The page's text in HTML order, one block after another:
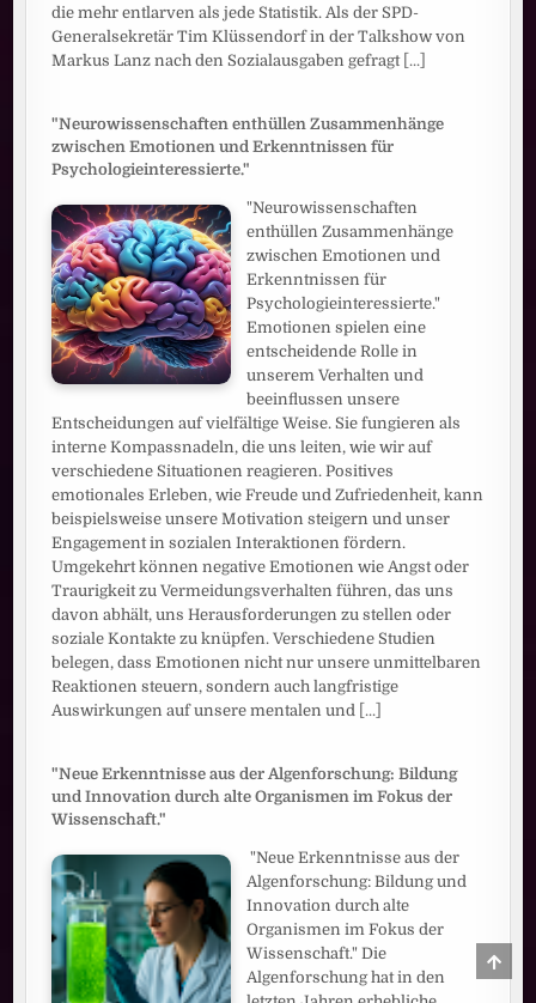
die mehr entlarven als jede Statistik. Als der SPD-
Generalsekretär Tim Klüssendorf in der Talkshow von
Markus Lanz nach den Sozialausgaben gefragt [...]
"Neurowissenschaften enthüllen Zusammenhänge
zwischen Emotionen und Erkenntnissen für
Psychologieinteressierte."
"Neurowissenschaften
enthüllen Zusammenhänge
zwischen Emotionen und
Erkenntnissen für
Psychologieinteressierte."
Emotionen spielen eine
entscheidende Rolle in
unserem Verhalten und
beeinflussen unsere
Entscheidungen auf vielfältige Weise. Sie fungieren als
interne Kompassnadeln, die uns leiten, wie wir auf
verschiedene Situationen reagieren. Positives
emotionales Erleben, wie Freude und Zufriedenheit, kann
beispielsweise unsere Motivation steigern und unser
Engagement in sozialen Interaktionen fördern.
Umgekehrt können negative Emotionen wie Angst oder
Traurigkeit zu Vermeidungsverhalten führen, das uns
davon abhält, uns Herausforderungen zu stellen oder
soziale Kontakte zu knüpfen. Verschiedene Studien
belegen, dass Emotionen nicht nur unsere unmittelbaren
Reaktionen steuern, sondern auch langfristige
Auswirkungen auf unsere mentalen und [...]
"Neue Erkenntnisse aus der Algenforschung: Bildung
und Innovation durch alte Organismen im Fokus der
Wissenschaft."
"Neue Erkenntnisse aus der
Algenforschung: Bildung und
Innovation durch alte
Organismen im Fokus der
Wissenschaft." Die
Algenforschung hat in den
TO